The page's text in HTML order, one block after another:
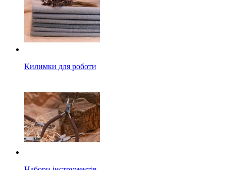
Килимки для роботи